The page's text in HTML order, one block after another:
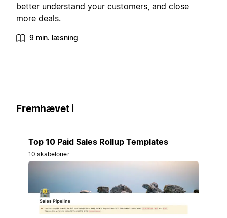
better understand your customers, and close
more deals.
9 min. læsning
Fremhævet i
Top 10 Paid Sales Rollup Templates
10 skabeloner